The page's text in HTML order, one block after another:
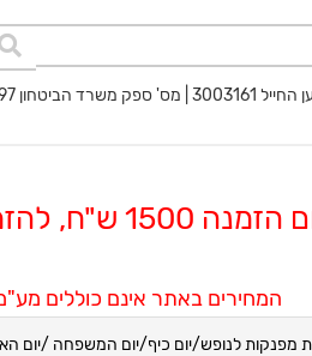
משטרת ישראל 40017932
08-8564549
המחירים באתר אינם כוללים
מפנקות לנופש/יום כיף/יום המשפחה /יום